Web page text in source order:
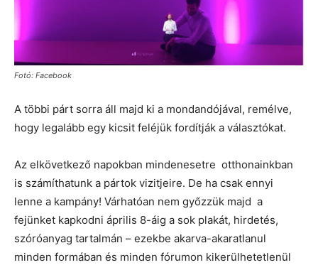
Fotó: Facebook
A többi párt sorra áll majd ki a mondandójával, remélve,
hogy legalább egy kicsit feléjük fordítják a választókat.
Az elkövetkező napokban mindenesetre otthonainkban
is számíthatunk a pártok vizitjeire. De ha csak ennyi
lenne a kampány! Várhatóan nem győzzük majd a
fejünket kapkodni április 8-áig a sok plakát, hirdetés,
szóróanyag tartalmán – ezekbe akarva-akaratlanul
minden formában és minden fórumon kikerülhetetlenül